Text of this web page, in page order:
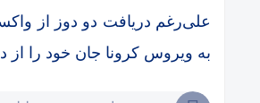
علی‌رغم دریافت دو دوز از واکسن
به ویروس کرونا جان خود را از